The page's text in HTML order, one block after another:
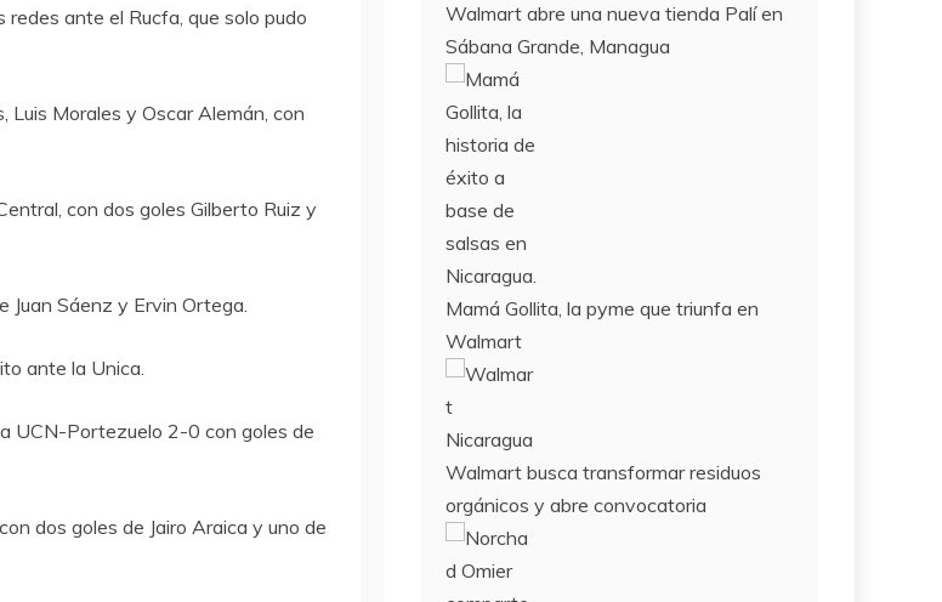
ante el Rucfa, que solo pudo
Morales y Oscar Alemán, con
con dos goles Gilberto Ruiz y
Juan Sáenz y Ervin Ortega.
ante la Unica.
UCN-Portezuelo 2-0 con goles de
dos goles de Jairo Araica y uno de
Walmart abre una nueva tienda Palí en
Sábana Grande, Managua
Mamá Gollita, la pyme que triunfa en
Walmart
Walmart busca transformar residuos
orgánicos y abre convocatoria